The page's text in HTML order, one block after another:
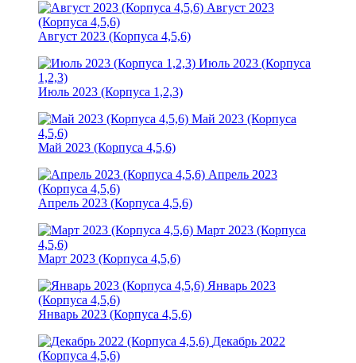
Август 2023
(Корпуса 4,5,6)
Август 2023 (Корпуса 4,5,6)
Июль 2023 (Корпуса
1,2,3)
Июль 2023 (Корпуса 1,2,3)
Май 2023 (Корпуса
4,5,6)
Май 2023 (Корпуса 4,5,6)
Апрель 2023
(Корпуса 4,5,6)
Апрель 2023 (Корпуса 4,5,6)
Март 2023 (Корпуса
4,5,6)
Март 2023 (Корпуса 4,5,6)
Январь 2023
(Корпуса 4,5,6)
Январь 2023 (Корпуса 4,5,6)
Декабрь 2022
(Корпуса 4,5,6)